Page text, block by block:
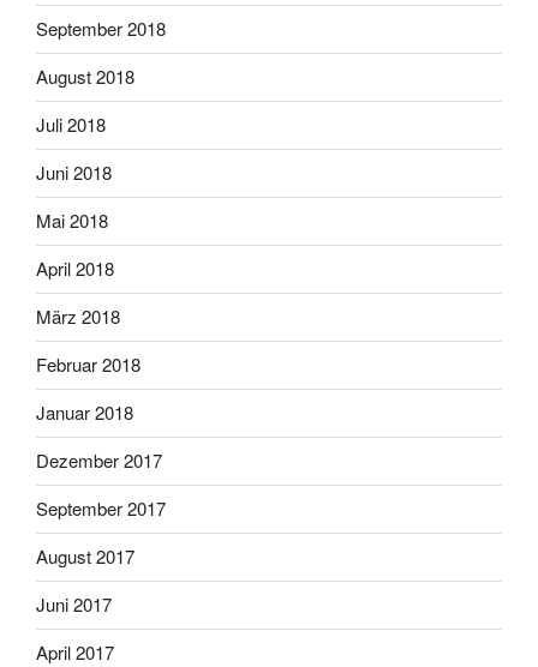
September 2018
August 2018
Juli 2018
Juni 2018
Mai 2018
April 2018
März 2018
Februar 2018
Januar 2018
Dezember 2017
September 2017
August 2017
Juni 2017
April 2017